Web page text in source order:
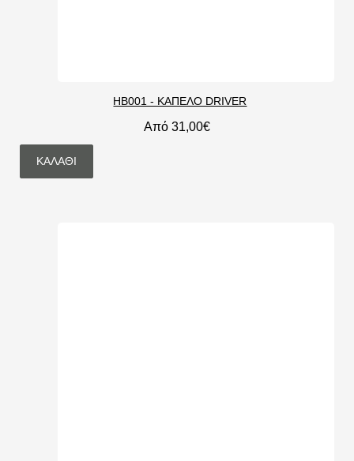
HB001 - ΚΑΠΕΛΟ DRIVER
Από 31,00€
ΚΑΛΆΘΙ